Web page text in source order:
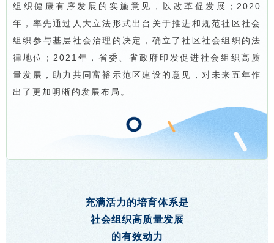
组织健康有序发展的实施意见，以改革促发展；2020
年，率先通过人大立法形式出台关于推进和规范社区社会
组织参与基层社会治理的决定，确立了社区社会组织的法
律地位；2021年，省委、省政府印发促进社会组织高质
量发展，助力共同富裕示范区建设的意见，对未来五年作
出了更加明晰的发展布局。
充满活力的培育体系是
社会组织高质量发展
的有效动力